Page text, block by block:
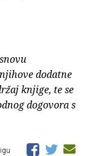
dodatne
knjige, te se
dogovora s